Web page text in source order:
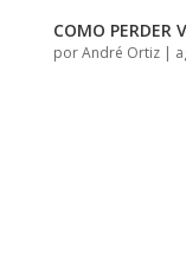
COMO PERDER
porAndré Ortiz|